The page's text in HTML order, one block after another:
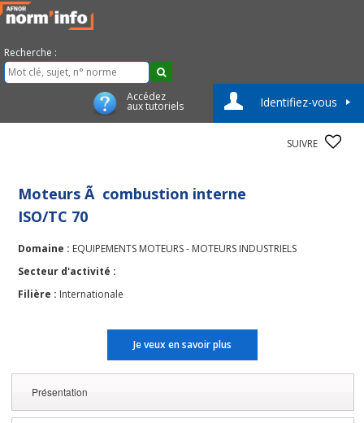
Recherche :
Accédez
aux tutoriels Identifiez-vous
SUIVRE
Moteurs Ã combustion interne
ISO/TC 70
Domaine : EQUIPEMENTS MOTEURS - MOTEURS INDUSTRIELS
Secteur d'activité :
Filière : Internationale
Je veux en savoir plus
Présentation